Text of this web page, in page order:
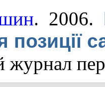
. 2006.
журнал